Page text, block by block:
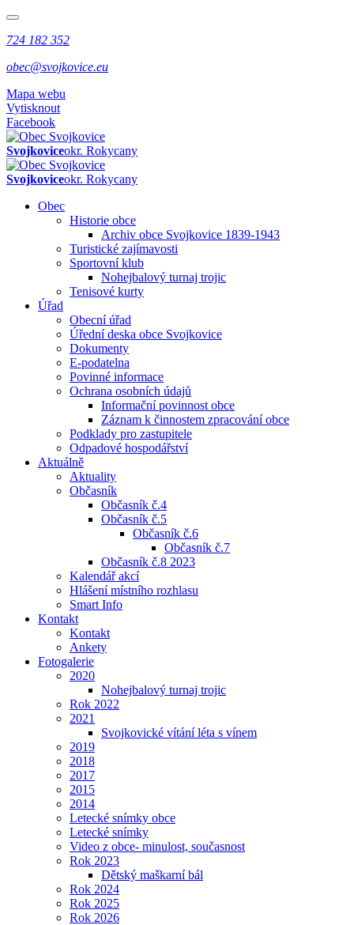
724 182 352
obec@svojkovice.eu
Mapa webu
Vytisknout
Facebook
Svojkoviceokr. Rokycany
Svojkoviceokr. Rokycany
Obec
Historie obce
Archiv obce Svojkovice 1839-1943
Turistické zajímavosti
Sportovní klub
Nohejbalový turnaj trojic
Tenisové kurty
Úřad
Obecní úřad
Úřední deska obce Svojkovice
Dokumenty
E-podatelna
Povinné informace
Ochrana osobních údajů
Informační povinnost obce
Záznam k činnostem zpracování obce
Podklady pro zastupitele
Odpadové hospodářství
Aktuálně
Aktuality
Občasník
Občasník č.4
Občasník č.5
Občasník č.6
Občasník č.7
Občasník č.8 2023
Kalendář akcí
Hlášení místního rozhlasu
Smart Info
Kontakt
Kontakt
Ankety
Fotogalerie
2020
Nohejbalový turnaj trojic
Rok 2022
2021
Svojkovické vítání léta s vínem
2019
2018
2017
2015
2014
Letecké snímky obce
Letecké snímky
Video z obce- minulost, současnost
Rok 2023
Dětský maškarní bál
Rok 2024
Rok 2025
Rok 2026